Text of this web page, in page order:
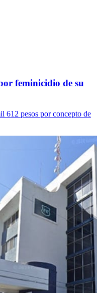
feminicidio de su
612 pesos por concepto de